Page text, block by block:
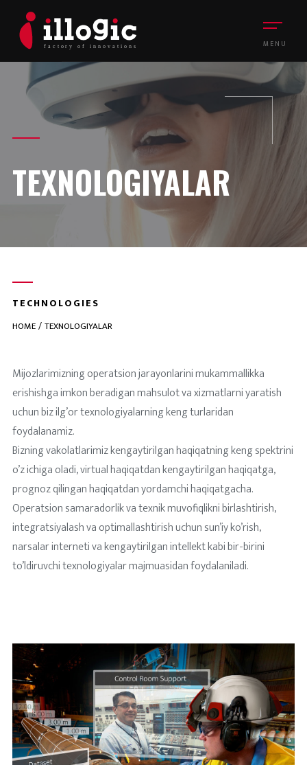
MENU
TEXNOLOGIYALAR
TECHNOLOGIES
HOME TEXNOLOGIYALAR
Mijozlarimizning operatsion jarayonlarini mukammallikka
erishishga imkon beradigan mahsulot va xizmatlarni yaratish
uchun biz ilg’or texnologiyalarning keng turlaridan
foydalanamiz.
Bizning vakolatlarimiz kengaytirilgan haqiqatning keng spektrini
o’z ichiga oladi, virtual haqiqatdan kengaytirilgan haqiqatga,
prognoz qilingan haqiqatdan yordamchi haqiqatgacha.
Operatsion samaradorlik va texnik muvofiqlikni birlashtirish,
integratsiyalash va optimallashtirish uchun sun’iy ko’rish,
narsalar interneti va kengaytirilgan intellekt kabi bir-birini
to’ldiruvchi texnologiyalar majmuasidan foydalaniladi.